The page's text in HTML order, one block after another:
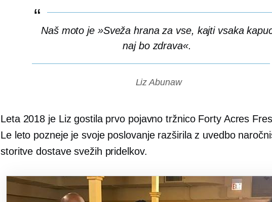
Naš moto je »Sveža hrana za vse, kajti vsaka
naj bo zdrava«.
Liz Abunaw
Leta 2018 je Liz gostila prvo pojavno tržnico Forty Acres
Le leto pozneje je svoje poslovanje razširila z uvedbo
storitve dostave svežih pridelkov.